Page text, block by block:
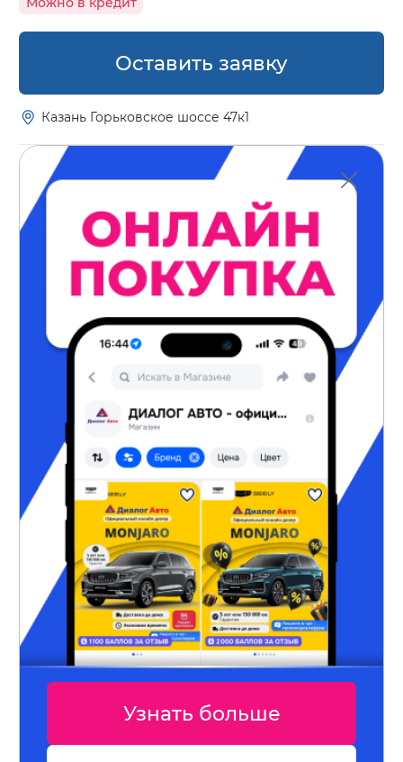
Оставить заявку
Казань Горьковское шоссе 47к1
Узнать больше